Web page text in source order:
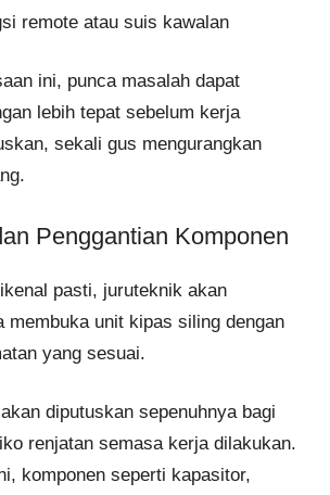
remote atau suis kawalan
ini, punca masalah dapat
lebih tepat sebelum kerja
sekali gus mengurangkan
Penggantian Komponen
pasti, juruteknik akan
membuka unit kipas siling dengan
yang sesuai.
diputuskan sepenuhnya bagi
renjatan semasa kerja dilakukan.
komponen seperti kapasitor,